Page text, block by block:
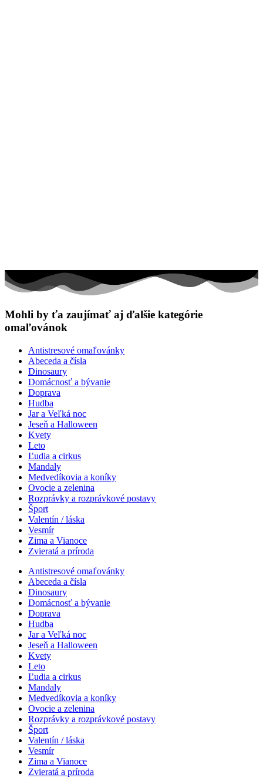
Mohli by ťa zaujímať aj ďalšie kategórie
omaľovánok
Antistresové omaľovánky
Abeceda a čísla
Dinosaury
Domácnosť a bývanie
Doprava
Hudba
Jar a Veľká noc
Jeseň a Halloween
Kvety
Leto
Ľudia a cirkus
Mandaly
Medvedíkovia a koníky
Ovocie a zelenina
Rozprávky a rozprávkové postavy
Šport
Valentín / láska
Vesmír
Zima a Vianoce
Zvieratá a príroda
Antistresové omaľovánky
Abeceda a čísla
Dinosaury
Domácnosť a bývanie
Doprava
Hudba
Jar a Veľká noc
Jeseň a Halloween
Kvety
Leto
Ľudia a cirkus
Mandaly
Medvedíkovia a koníky
Ovocie a zelenina
Rozprávky a rozprávkové postavy
Šport
Valentín / láska
Vesmír
Zima a Vianoce
Zvieratá a príroda